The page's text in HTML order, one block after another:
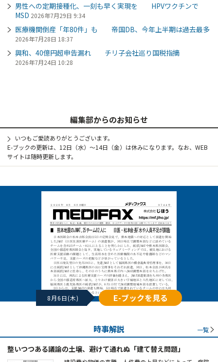
男性への定期接種化、一刻も早く実現を HPVワクチンで
MSD 2026年7月29日 9:34
医療機関倒産「年80件」も 帝国DB、今年上半期は過去最多
2026年7月28日 18:37
興和、40億円超申告漏れ チリ子会社巡り国税指摘
2026年7月24日 10:28
編集部からのお知らせ
いつもご愛読ありがとうございます。
E-ブックの更新は、12日（水）～14日（金）は休みになります。なお、WEB
サイトは随時更新します。
8月6日(木) E-ブックを見る
時事解説 一覧
整いつつある議論の土壌、避けて通れぬ「建て替え問題」